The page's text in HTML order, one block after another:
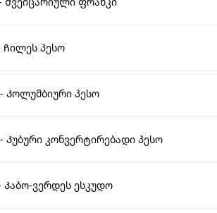
Ჩილეს პესო
- Კოლუმბიური პესო
- Კუბური კონვერტირებადი პესო
- Კაბო-ვერდეს ესკუდო